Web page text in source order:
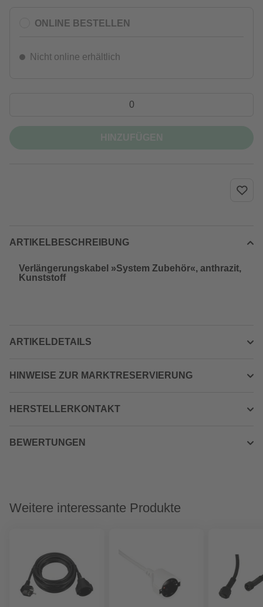
ONLINE BESTELLEN
Nicht online erhältlich
ARTIKELBESCHREIBUNG
Verlängerungskabel »System Zubehör«, anthrazit,
Kunststoff
ARTIKELDETAILS
HINWEISE ZUR MARKTRESERVIERUNG
HERSTELLERKONTAKT
BEWERTUNGEN
Weitere interessante Produkte